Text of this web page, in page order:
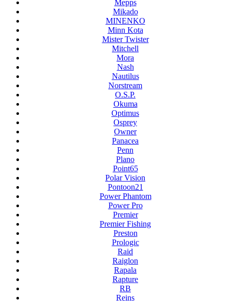
Mepps
Mikado
MINENKO
Minn Kota
Mister Twister
Mitchell
Mora
Nash
Nautilus
Norstream
O.S.P.
Okuma
Optimus
Osprey
Owner
Panacea
Penn
Plano
Point65
Polar Vision
Pontoon21
Power Phantom
Power Pro
Premier
Premier Fishing
Preston
Prologic
Raid
Raiglon
Rapala
Rapture
RB
Reins